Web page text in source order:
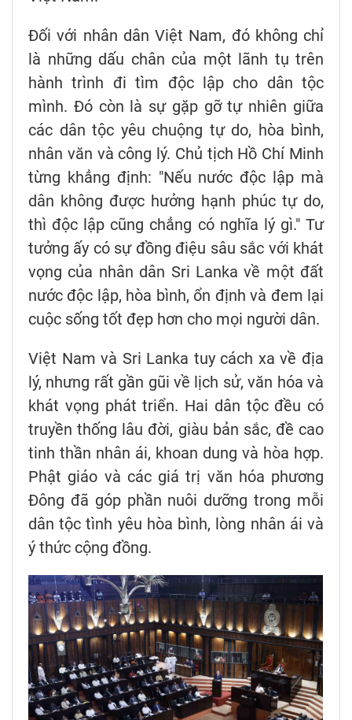
Đối với nhân dân Việt Nam, đó không chỉ
là những dấu chân của một lãnh tụ trên
hành trình đi tìm độc lập cho dân tộc
mình. Đó còn là sự gặp gỡ tự nhiên giữa
các dân tộc yêu chuộng tự do, hòa bình,
nhân văn và công lý. Chủ tịch Hồ Chí Minh
từng khẳng định: "Nếu nước độc lập mà
dân không được hưởng hạnh phúc tự do,
thì độc lập cũng chẳng có nghĩa lý gì." Tư
tưởng ấy có sự đồng điệu sâu sắc với khát
vọng của nhân dân Sri Lanka về một đất
nước độc lập, hòa bình, ổn định và đem lại
cuộc sống tốt đẹp hơn cho mọi người dân.
Việt Nam và Sri Lanka tuy cách xa về địa
lý, nhưng rất gần gũi về lịch sử, văn hóa và
khát vọng phát triển. Hai dân tộc đều có
truyền thống lâu đời, giàu bản sắc, đề cao
tinh thần nhân ái, khoan dung và hòa hợp.
Phật giáo và các giá trị văn hóa phương
Đông đã góp phần nuôi dưỡng trong mỗi
dân tộc tình yêu hòa bình, lòng nhân ái và
ý thức cộng đồng.